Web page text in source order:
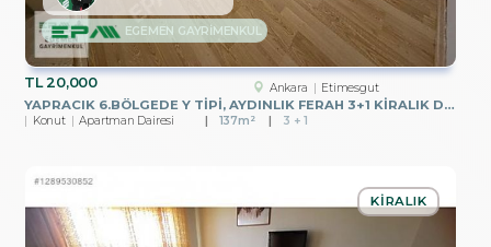
TL20,000 Ankara Etimesgut
YAPRACIK 6.BÖLGEDE Y TİPİ, AYDINLIK FERAH 3+1 KİRALIK DAİRE
Konut Apartman Dairesi 137m² 3 + 1
EGEMEN GAYRİMENKUL
KIRALIK